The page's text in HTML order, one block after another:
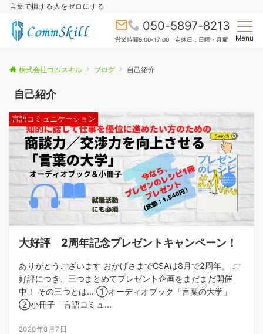
言葉で損する人をゼロにする
050-5897-8213
営業時間9:00-17:00 定休日：日曜・月曜 Menu
株式会社コムスキル ブログ 自己紹介
自己紹介
言語コミュニケーション
大好評 2周年記念プレゼントキャンペーン！
ありがとうございます おかげさまでCSAは8月で2周年。 ご
好評につき、三つまとめてプレゼント企画をまだまだ開催
中！ その三つとは… ①オーディオブック「言葉の大学」
②小冊子「言語コミュ...
2020年8月7日